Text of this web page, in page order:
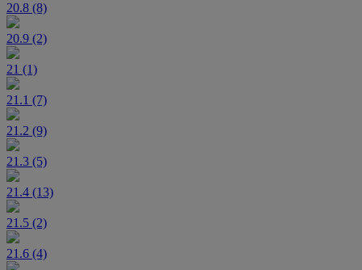
20.8 (8)
20.9 (2)
21 (1)
21.1 (7)
21.2 (9)
21.3 (5)
21.4 (13)
21.5 (2)
21.6 (4)